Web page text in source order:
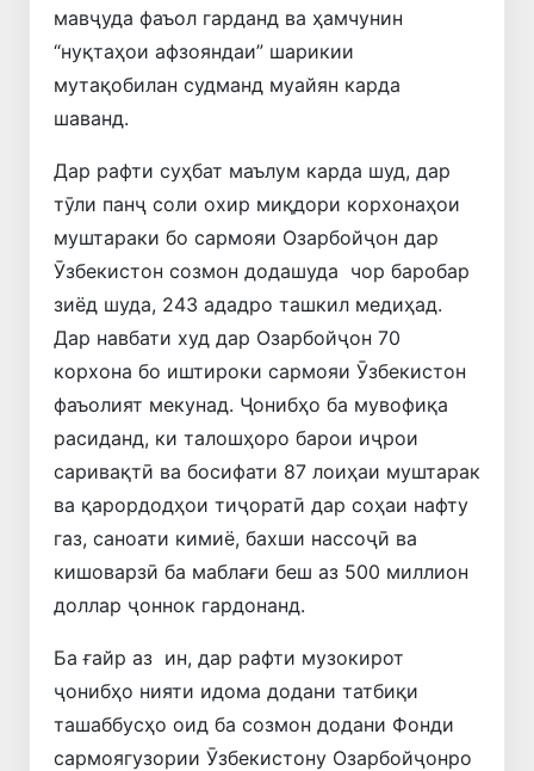
мавҷуда фаъол гарданд ва ҳамчунин
“нуқтаҳои афзояндаи” шарикии
мутақобилан судманд муайян карда
шаванд.
Дар рафти суҳбат маълум карда шуд, дар
тӯли панҷ соли охир миқдори корхонаҳои
муштараки бо сармояи Озарбойҷон дар
Ӯзбекистон созмон додашуда чор баробар
зиёд шуда, 243 ададро ташкил медиҳад.
Дар навбати худ дар Озарбойҷон 70
корхона бо иштироки сармояи Ӯзбекистон
фаъолият мекунад. Ҷонибҳо ба мувофиқа
расиданд, ки талошҳоро барои иҷрои
саривақтӣ ва босифати 87 лоиҳаи муштарак
ва қарордодҳои тиҷоратӣ дар соҳаи нафту
газ, саноати кимиё, бахши нассоҷӣ ва
кишоварзӣ ба маблағи беш аз 500 миллион
доллар ҷоннок гардонанд.
Ба ғайр аз ин, дар рафти музокирот
ҷонибҳо нияти идома додани татбиқи
ташаббусҳо оид ба созмон додани Фонди
сармоягузории Ӯзбекистону Озарбойҷонро